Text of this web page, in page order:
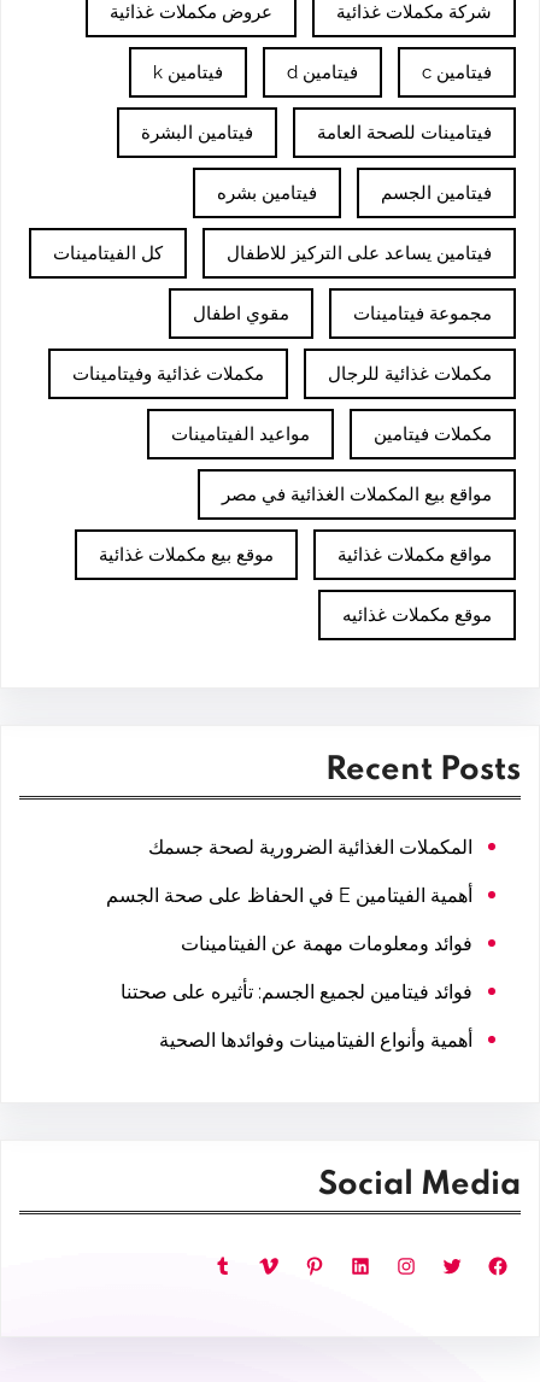
شركة مكملات غذائية عروض مكملات غذائية
فيتامين c فيتامين d فيتامين k
فيتامينات للصحة العامة فيتامين البشرة
فيتامين الجسم فيتامين بشره
فيتامين يساعد على التركيز للاطفال كل الفيتامينات
مجموعة فيتامينات مقوي اطفال
مكملات غذائية للرجال مكملات غذائية وفيتامينات
مكملات فيتامين مواعيد الفيتامينات
مواقع بيع المكملات الغذائية في مصر
مواقع مكملات غذائية موقع بيع مكملات غذائية
موقع مكملات غذائيه
Recent Posts
المكملات الغذائية الضرورية لصحة جسمك
أهمية الفيتامين E في الحفاظ على صحة الجسم
فوائد ومعلومات مهمة عن الفيتامينات
فوائد فيتامين لجميع الجسم: تأثيره على صحتنا
أهمية وأنواع الفيتامينات وفوائدها الصحية
Social Media
فيسبوك تويتر إنستجرام لينكد إن بينتريست فيميو تمبلر